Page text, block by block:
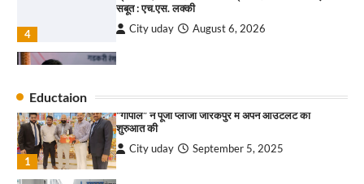
4
सबूत : एच.एस. लक्की
City uday August 6, 2026
1
“वोकल फॉर लोकल” से “लोकल टू ग्लोबल” की ओर भारत
का बढ़ता कदम, 12 से 15 अगस्त तक भारत मंडपम में होगा
भव्य भारत व्यापार महोत्सव : हरीश गर्ग
Eductaion
की कसम: देवशाली
City uday August 6, 2025
1
“गोपाल” ने पूजा प्लाजा जीरकपुर में अपने आउटलेट की
शुरुआत की
City uday September 5, 2025